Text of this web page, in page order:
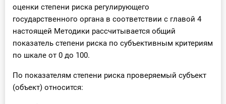
оценки степени риска регулирующего
государственного органа в соответствии с главой 4
настоящей Методики рассчитывается общий
показатель степени риска по субъективным критериям
по шкале от 0 до 100.
По показателям степени риска проверяемый субъект
(объект) относится: